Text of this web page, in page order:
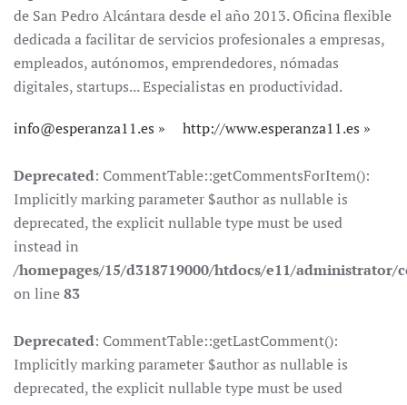
de San Pedro Alcántara desde el año 2013. Oficina flexible
dedicada a facilitar de servicios profesionales a empresas,
empleados, autónomos, emprendedores, nómadas
digitales, startups... Especialistas en productividad.
info@esperanza11.es http://www.esperanza11.es
Deprecated: CommentTable::getCommentsForItem():
Implicitly marking parameter $author as nullable is
deprecated, the explicit nullable type must be used
instead in
/homepages/15/d318719000/htdocs/e11/
on line83
Deprecated: CommentTable::getLastComment():
Implicitly marking parameter $author as nullable is
deprecated, the explicit nullable type must be used